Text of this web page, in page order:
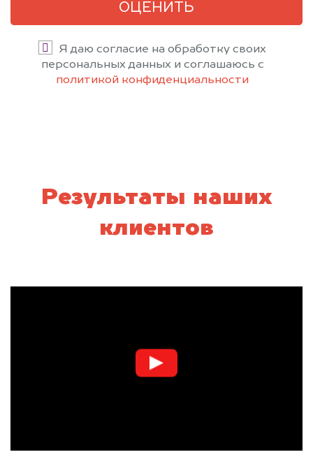
ОЦЕНИТЬ
Я даю согласие на обработку своих
персональных данных и соглашаюсь с
политикой конфиденциальности
Результаты наших
клиентов